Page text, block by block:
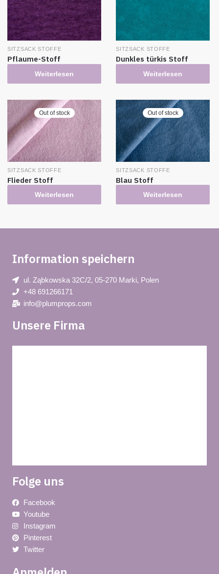
SITZSACK STOFFE
Pflaume-Stoff
Weiterlesen
SITZSACK STOFFE
Dunkles türkis Stoff
Weiterlesen
Out of stock
SITZSACK STOFFE
Flieder Stoff
Weiterlesen
Out of stock
SITZSACK STOFFE
Blau Stoff
Weiterlesen
Information speichern
ul. Ząbkowska 32C/2, 05-270 Marki, Polen
+48 691266171
info@plumprops.com
Unsere Firma
Folge uns
Facebook
Youtube
Instagram
Pinterest
Twitter